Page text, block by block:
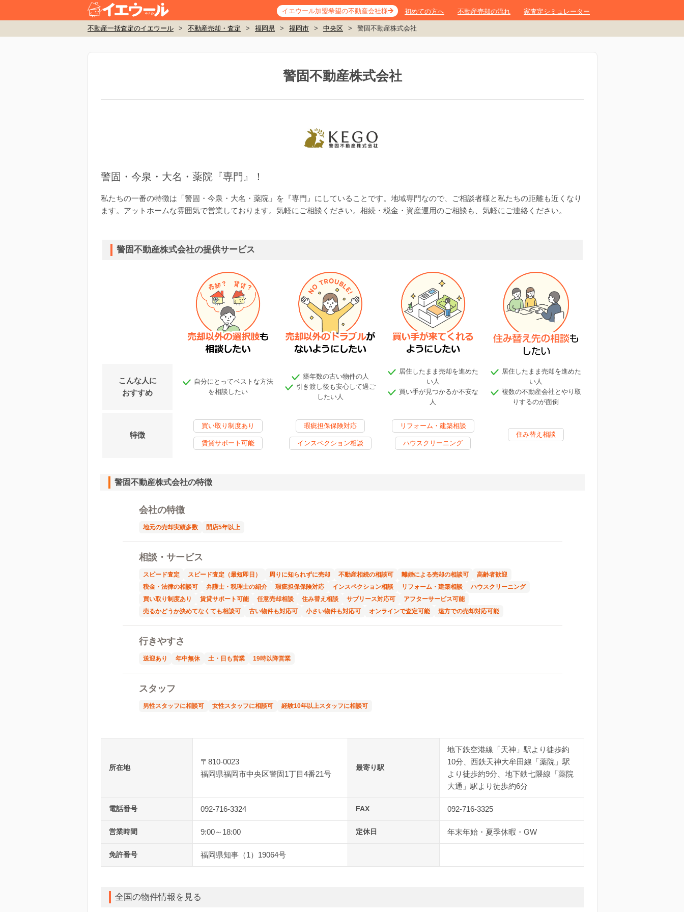
イエウール加盟希望の不動産会社様 初めての方へ 不動産売却の流れ 家査定シミュレーター
不動産一括査定のイエウール > 不動産売却・査定 > 福岡県 > 福岡市 > 中央区 > 警固不動産株式会社
警固不動産株式会社
警固・今泉・大名・薬院『専門』！
私たちの一番の特徴は「警固・今泉・大名・薬院」を『専門』にしていることです。地域専門なので、ご相談者様と私たちの距離も近くなり
ます。アットホームな雰囲気で営業しております。気軽にご相談ください。相続・税金・資産運用のご相談も、気軽にご連絡ください。
警固不動産株式会社の提供サービス
こんな人に
おすすめ
自分にとってベストな方法
を相談したい
築年数の古い物件の人
引き渡し後も安心して過ご
したい人
居住したまま売却を進めた
い人
買い手が見つかるか不安な
人
居住したまま売却を進めた
い人
複数の不動産会社とやり取
りするのが面倒
特徴
買い取り制度あり
賃貸サポート可能
瑕疵担保保険対応
インスペクション相談
リフォーム・建築相談
ハウスクリーニング
住み替え相談
警固不動産株式会社の特徴
会社の特徴
地元の売却実績多数 開店5年以上
相談・サービス
スピード査定 スピード査定（最短即日） 周りに知られずに売却 不動産相続の相談可 離婚による売却の相談可
高齢者歓迎
税金・法律の相談可
弁護士・税理士の紹介 瑕疵担保保険対応 インスペクション相談 リフォーム・建築相談
ハウスクリーニング
買い取り制度あり
賃貸サポート可能 任意売却相談 住み替え相談 サブリース対応可
アフターサービス可能
売るかどうか決めてなくても相談可
古い物件も対応可 小さい物件も対応可 オンラインで査定可能 遠方での売却対応可能
行きやすさ
送迎あり 年中無休 土・日も営業 19時以降営業
スタッフ
男性スタッフに相談可 女性スタッフに相談可 経験10年以上スタッフに相談可
所在地
〒810-0023
福岡県福岡市中央区警固1丁目4番21号
最寄り駅
地下鉄空港線「天神」駅より徒歩約
10分、西鉄天神大牟田線「薬院」駅
より徒歩約9分、地下鉄七隈線「薬院
大通」駅より徒歩約6分
電話番号 092-716-3324 FAX 092-716-3325
営業時間 9:00～18:00 定休日 年末年始・夏季休暇・GW
免許番号 福岡県知事（1）19064号
全国の物件情報を見る